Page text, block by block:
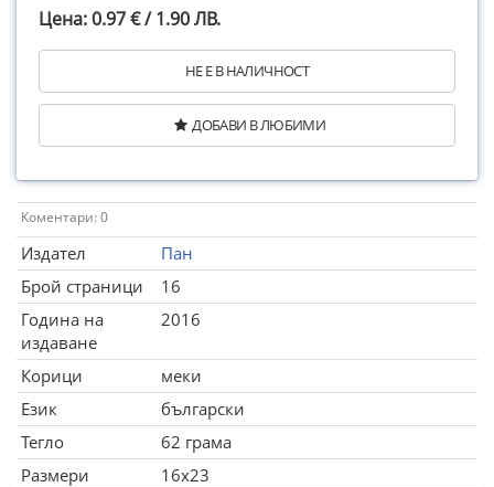
Цена: 0.97 € / 1.90 ЛВ.
НЕ Е В НАЛИЧНОСТ
ДОБАВИ В ЛЮБИМИ
Коментари: 0
Издател
Пан
Брой страници
16
Година на
издаване
2016
Корици
меки
Език
български
Тегло
62 грама
Размери
16x23